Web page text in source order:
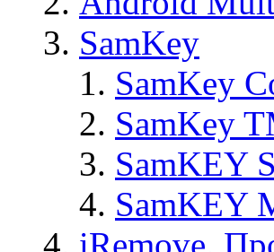
SamKey
SamKey
SamKey
SamKEY
SamKEY